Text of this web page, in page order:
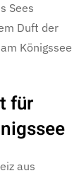
Sees
Duft der
Königssee
für
aus